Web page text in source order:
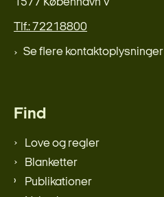
1577 København V
Tlf.: 72218800
Se flere kontaktoplysninger
Find
Love og regler
Blanketter
Publikationer